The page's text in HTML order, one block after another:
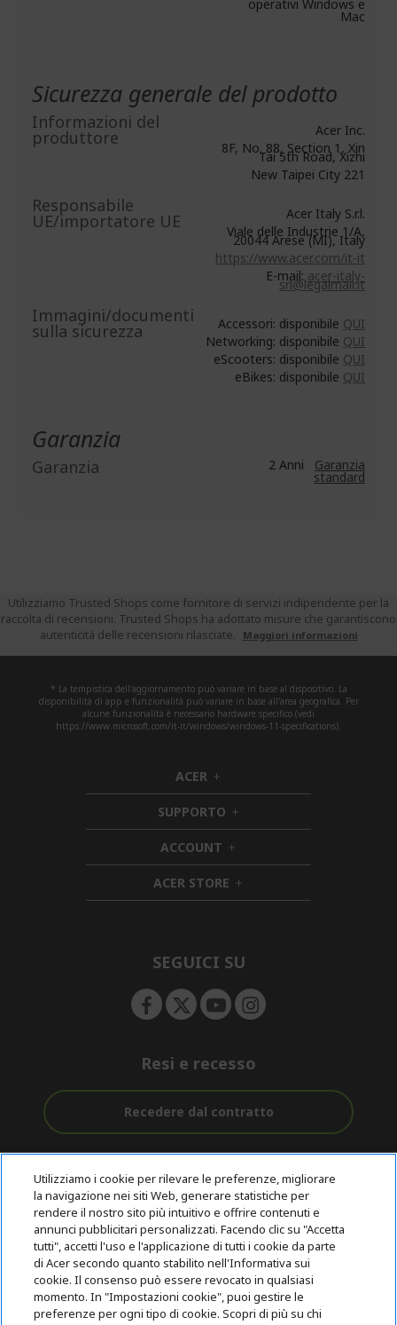
operativi Windows e
Mac
Sicurezza generale del prodotto
Informazioni del
produttore
Acer Inc.
8F, No. 88, Section 1, Xin
Tai 5th Road, Xizhi
New Taipei City 221
Responsabile
UE/importatore UE
Acer Italy S.r.l.
Viale delle Industrie 1/A,
20044 Arese (MI), Italy
https://www.acer.com/it-it
E-mail:acer-italy-
srl@legalmail.it
Immagini/documenti
sulla sicurezza Accessori: disponibile QUI
Networking: disponibile QUI
eScooters: disponibile QUI
eBikes: disponibile QUI
Garanzia
Garanzia 2 Anni Garanzia
standard
Utilizziamo Trusted Shops come fornitore di servizi indipendente per la
raccolta di recensioni. Trusted Shops ha adottato misure che garantiscono
autenticità delle recensioni rilasciate.
Maggiori informazioni
* La tempistica dell'aggiornamento può variare in base al dispositivo. La
disponibilità di app e funzionalità può variare in base all'area geografica. Per
alcune funzionalità è necessario hardware specifico (vedi
https://www.microsoft.com/it-it/windows/windows-11-specifications).
ACER h
i
d
d
e
n
SUPPORTO h
i
d
d
e
n
ACCOUNT h
i
d
d
ACER STORE h
i
e
SEGUICI SU
Resi e recesso
Recedere dal contratto
Gratuita
Assistenza
pre e post
acquisto
Con 0% Di
Tasso
D'interesse
© 2026 Acer Inc.
CPYou B.V. è il rivenditore autorizzato dei prodotti Acer venduti in
questo negozio online.
Utilizziamo i cookie per rilevare le preferenze, migliorare
la navigazione nei siti Web, generare statistiche per
rendere il nostro sito più intuitivo e offrire contenuti e
annunci pubblicitari personalizzati. Facendo clic su "Accetta
tutti", accetti l'uso e l'applicazione di tutti i cookie da parte
di Acer secondo quanto stabilito nell'Informativa sui
cookie. Il consenso può essere revocato in qualsiasi
momento. In "Impostazioni cookie", puoi gestire le
preferenze per ogni tipo di cookie. Scopri di più su chi